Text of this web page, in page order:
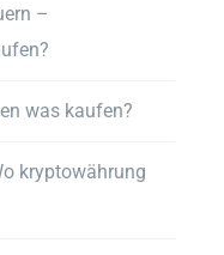
–
was kaufen?
kryptowährung